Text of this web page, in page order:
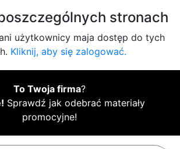
stronach
użytkownicy maja dostęp do tych
Kliknij, aby się zalogować.
To Twoja firma?
Sprawdź jak odebrać materiały
promocyjne!